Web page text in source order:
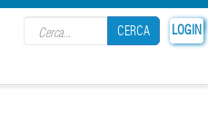
LOGIN
CERCA